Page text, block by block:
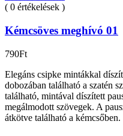
( 0 értékelések )
Kémcsöves meghívó 01
790Ft
Elegáns csipke mintákkal
dobozában található a szatén
található, mintával díszített
megálmodott szövegek. A
átkötve található a kémcsőben.